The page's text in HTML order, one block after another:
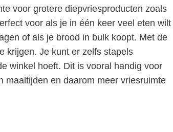
voor grotere diepvriesproducten zoals
voor als je in één keer veel eten wilt
of als je brood in bulk koopt. Met de
krijgen. Je kunt er zelfs stapels
winkel hoeft. Dit is vooral handig voor
maaltijden en daarom meer vriesruimte